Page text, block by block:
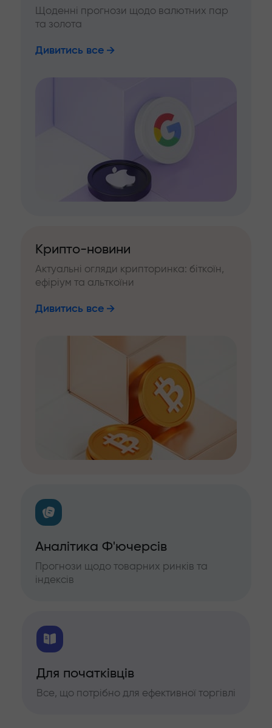
Щоденні прогнози щодо валютних пар
та золота
Дивитись все
Крипто-новини
Актуальні огляди крипторинка: біткоїн,
ефіріум та альткоїни
Дивитись все
Аналітика Ф'ючерсів
Прогнози щодо товарних ринків та
індексів
Для початківців
Все, що потрібно для ефективної торгівлі